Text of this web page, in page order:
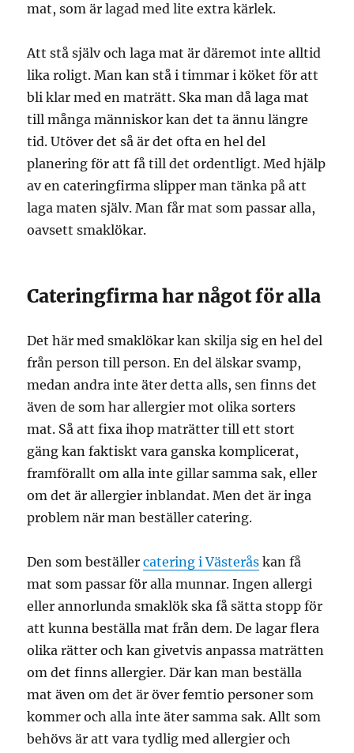
mat, som är lagad med lite extra kärlek.
Att stå själv och laga mat är däremot inte alltid
lika roligt. Man kan stå i timmar i köket för att
bli klar med en maträtt. Ska man då laga mat
till många människor kan det ta ännu längre
tid. Utöver det så är det ofta en hel del
planering för att få till det ordentligt. Med hjälp
av en cateringfirma slipper man tänka på att
laga maten själv. Man får mat som passar alla,
oavsett smaklökar.
Cateringfirma har något för alla
Det här med smaklökar kan skilja sig en hel del
från person till person. En del älskar svamp,
medan andra inte äter detta alls, sen finns det
även de som har allergier mot olika sorters
mat. Så att fixa ihop maträtter till ett stort
gäng kan faktiskt vara ganska komplicerat,
framförallt om alla inte gillar samma sak, eller
om det är allergier inblandat. Men det är inga
problem när man beställer catering.
Den som beställercatering i Västerås kan få
mat som passar för alla munnar. Ingen allergi
eller annorlunda smaklök ska få sätta stopp för
att kunna beställa mat från dem. De lagar flera
olika rätter och kan givetvis anpassa maträtten
om det finns allergier. Där kan man beställa
mat även om det är över femtio personer som
kommer och alla inte äter samma sak. Allt som
behövs är att vara tydlig med allergier och